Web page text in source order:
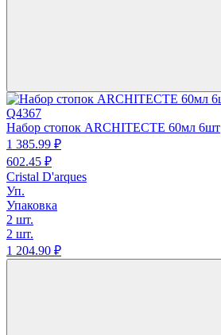
Q4367
Набор стопок ARCHITECTE 60мл 6шт
1 385.99 ₽
602.45 ₽
Cristal D'arques
Уп.
Упаковка
2 шт.
2 шт.
1 204.90 ₽